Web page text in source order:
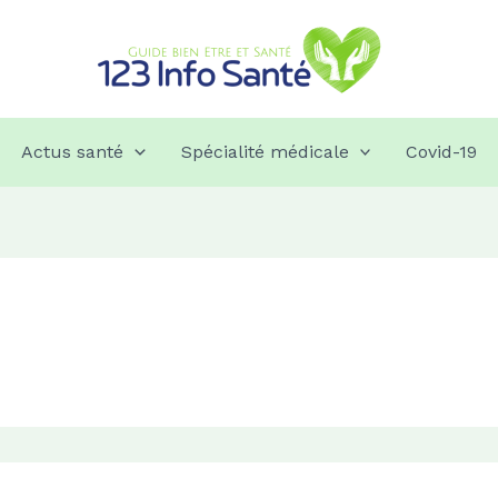
Actus santé Spécialité médicale Covid-19